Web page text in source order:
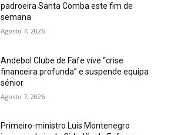
padroeira Santa Comba este fim de
semana
Agosto 7, 2026
Andebol Clube de Fafe vive “crise
financeira profunda” e suspende equipa
sénior
Agosto 7, 2026
Primeiro-ministro Luís Montenegro